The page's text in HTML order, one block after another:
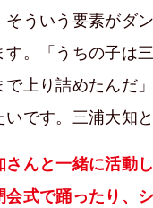
そういう要素がダ
す。「うちの子は
上り詰めたんだ
です。三浦大知
んと一緒に活動
会式で踊ったり、